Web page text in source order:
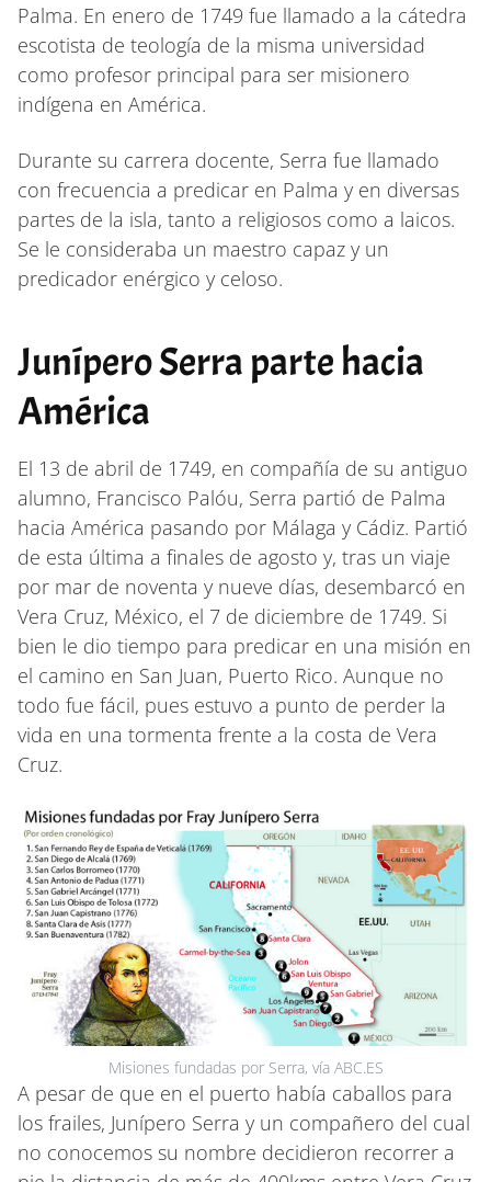
Palma. En enero de 1749 fue llamado a la cátedra
escotista de teología de la misma universidad
como profesor principal para ser misionero
indígena en América.
Durante su carrera docente, Serra fue llamado
con frecuencia a predicar en Palma y en diversas
partes de la isla, tanto a religiosos como a laicos.
Se le consideraba un maestro capaz y un
predicador enérgico y celoso.
Junípero Serra parte hacia
América
El 13 de abril de 1749, en compañía de su antiguo
alumno, Francisco Palóu, Serra partió de Palma
hacia América pasando por Málaga y Cádiz. Partió
de esta última a finales de agosto y, tras un viaje
por mar de noventa y nueve días, desembarcó en
Vera Cruz, México, el 7 de diciembre de 1749. Si
bien le dio tiempo para predicar en una misión en
el camino en San Juan, Puerto Rico. Aunque no
todo fue fácil, pues estuvo a punto de perder la
vida en una tormenta frente a la costa de Vera
Cruz.
Misiones fundadas por Serra, vía ABC.ES
A pesar de que en el puerto había caballos para
los frailes, Junípero Serra y un compañero del cual
no conocemos su nombre decidieron recorrer a